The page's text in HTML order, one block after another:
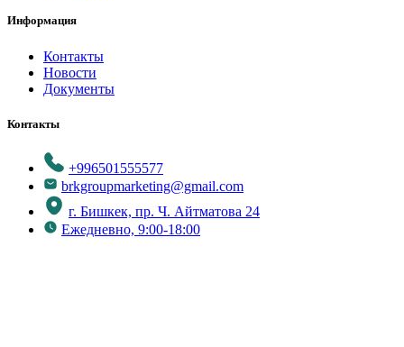
Информация
Контакты
Новости
Документы
Контакты
+996501555577
brkgroupmarketing@gmail.com
г. Бишкек, пр. Ч. Айтматова 24
Ежедневно, 9:00-18:00